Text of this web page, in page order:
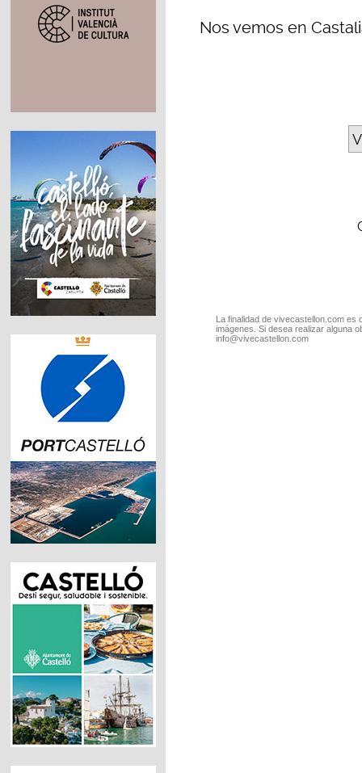
Nos vemos en
La finalidad de vivecastellon.com
imágenes. Si desea realizar alguna
info@vivecastellon.com